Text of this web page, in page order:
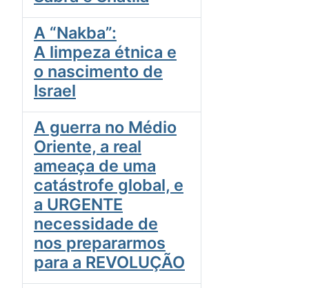
A “Nakba”:
A limpeza étnica e
o nascimento de
Israel
A guerra no Médio
Oriente, a real
ameaça de uma
catástrofe global, e
a URGENTE
necessidade de
nos prepararmos
para a REVOLUÇÃO